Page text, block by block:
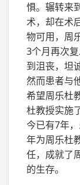
惧。辗转来
术，却在术
物可用，周
3个月再次
到沮丧，坦
然而患者与
希望周乐杜
杜教授实施
今已有7年
年为周乐杜
任，成就了
的生存。